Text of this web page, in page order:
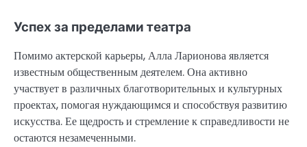
Успех за пределами театра
Помимо актерской карьеры, Алла Ларионова является
известным общественным деятелем. Она активно
участвует в различных благотворительных и культурных
проектах, помогая нуждающимся и способствуя развитию
искусства. Ее щедрость и стремление к справедливости не
остаются незамеченными.